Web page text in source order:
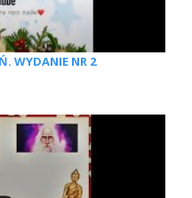
WYDANIE NR 2